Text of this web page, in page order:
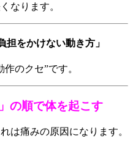
なります。
をかけない動き方」
のクセ”です。
の順で体を起こす
は痛みの原因になります。